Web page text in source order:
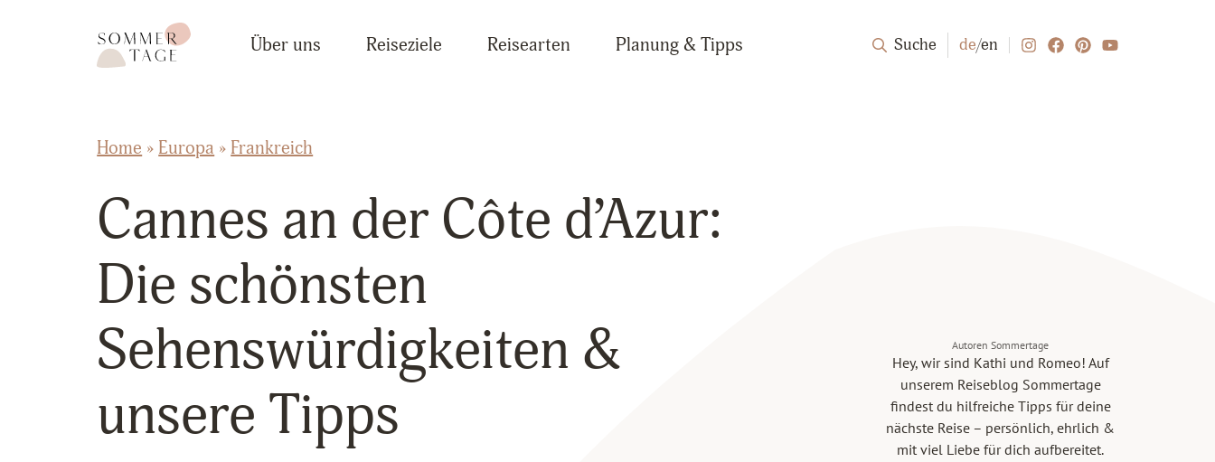
Sommertage - Der Reiseblog aus Österreich
Über uns Reiseziele Reisearten Planung & Tipps Suche de/en
Home » Europa » Frankreich
Cannes an der Côte d’Azur:
Die schönsten
Sehenswürdigkeiten &
unsere Tipps
Autoren Sommertage
Hey, wir sind Kathi und Romeo! Auf
unserem Reiseblog Sommertage
findest du hilfreiche Tipps für deine
nächste Reise – persönlich, ehrlich &
mit viel Liebe für dich aufbereitet.